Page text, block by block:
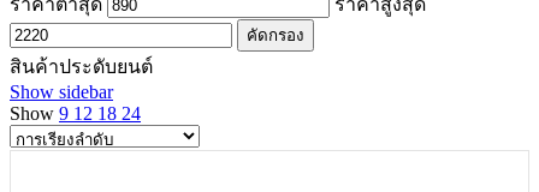
คัดกรอง
สินค้าประดับยนต์
Show sidebar
Show 9 12 18 24